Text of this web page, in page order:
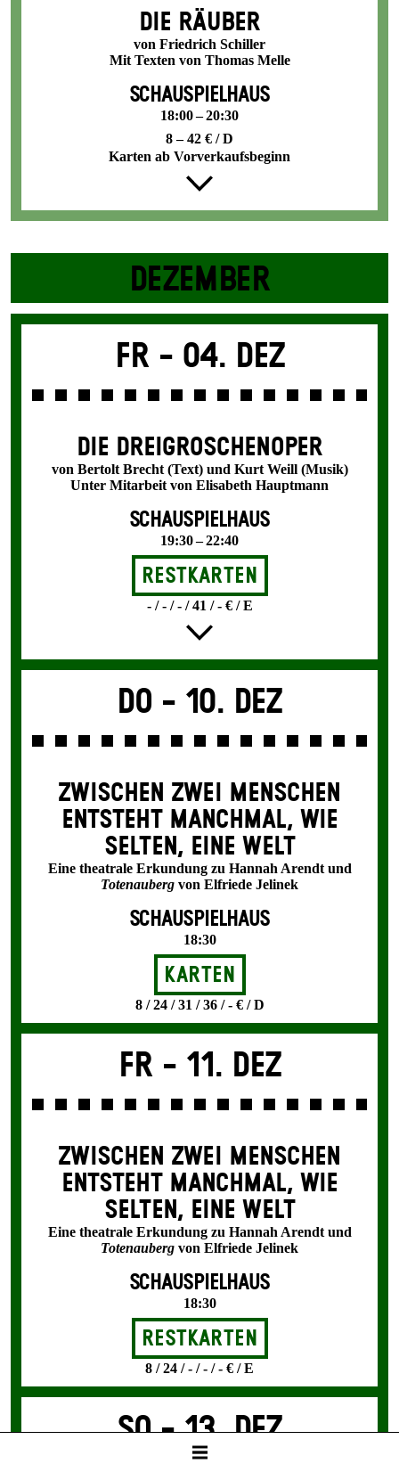
DIE RÄUBER
von Friedrich Schiller
Mit Texten von Thomas Melle
SCHAUSPIELHAUS
18:00 – 20:30
8 – 42 € / D
Karten ab Vorverkaufsbeginn
DEZEMBER
Fr - 04. Dez
DIE DREI­GROSCHEN­OPER
von Bertolt Brecht (Text) und Kurt Weill (Musik)
Unter Mitarbeit von Elisabeth Hauptmann
SCHAUSPIELHAUS
19:30 – 22:40
Restkarten
- / - / - / 41 / - € / E
Do - 10. Dez
ZWISCHEN ZWEI MENSCHEN
ENT­STEHT MANCH­MAL, WIE
SELTEN, EINE WELT
Eine theatrale Erkundung zu Hannah Arendt und
Totenauberg von Elfriede Jelinek
SCHAUSPIELHAUS
18:30
Karten
8 / 24 / 31 / 36 / - € / D
Fr - 11. Dez
ZWISCHEN ZWEI MENSCHEN
ENT­STEHT MANCH­MAL, WIE
SELTEN, EINE WELT
Eine theatrale Erkundung zu Hannah Arendt und
Totenauberg von Elfriede Jelinek
SCHAUSPIELHAUS
18:30
Restkarten
8 / 24 / - / - / - € / E
So - 13. Dez